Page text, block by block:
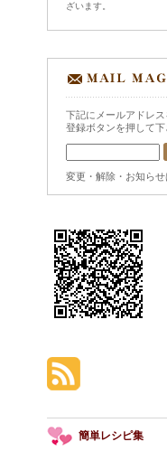
ざいます。
下記にメールアドレス
登録ボタンを押して下
変更・解除・お知らせ
簡単レシピ集